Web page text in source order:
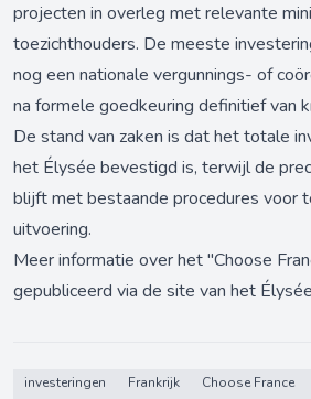
projecten in overleg met relevante
toezichthouders. De meeste
nog een nationale vergunnings- of
na formele goedkeuring definitief van
De stand van zaken is dat het totale
het Élysée bevestigd is, terwijl de
blijft met bestaande procedures voor
uitvoering.
Meer informatie over het "Choose
gepubliceerd via de site van het Élysée
investeringen Frankrijk Choose France